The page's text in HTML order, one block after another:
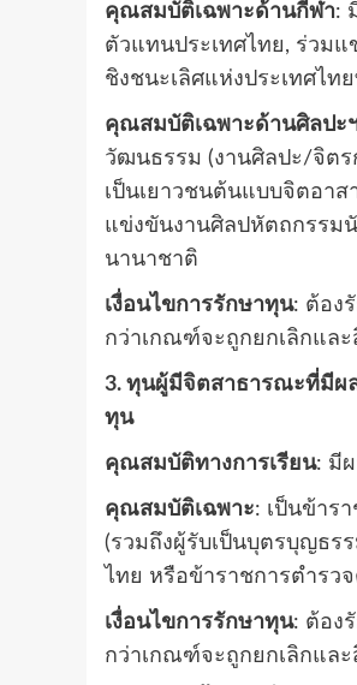
คุณสมบัติเฉพาะด้านกีฬา:
ตัวแทนประเทศไทย, ร่วม
ชิงชนะเลิศแห่งประเทศไ
คุณสมบัติเฉพาะด้านศิลปะ
วัฒนธรรม (งานศิลปะ/จิต
เป็นเยาวชนต้นแบบจิตอาส
แข่งขันงานศิลปหัตถกรรม
นานาชาติ
เงื่อนไขการรักษาทุน: ต้อง
กว่าเกณฑ์จะถูกยกเลิกแล
3. ทุนผู้มีจิตสาธารณะที่มีผล
ทุน
คุณสมบัติทางการเรียน: มี
คุณสมบัติเฉพาะ: เป็นข้าร
(รวมถึงผู้รับเป็นบุตรบุญธร
ไทย หรือข้าราชการตำรว
เงื่อนไขการรักษาทุน: ต้อง
กว่าเกณฑ์จะถูกยกเลิกแล